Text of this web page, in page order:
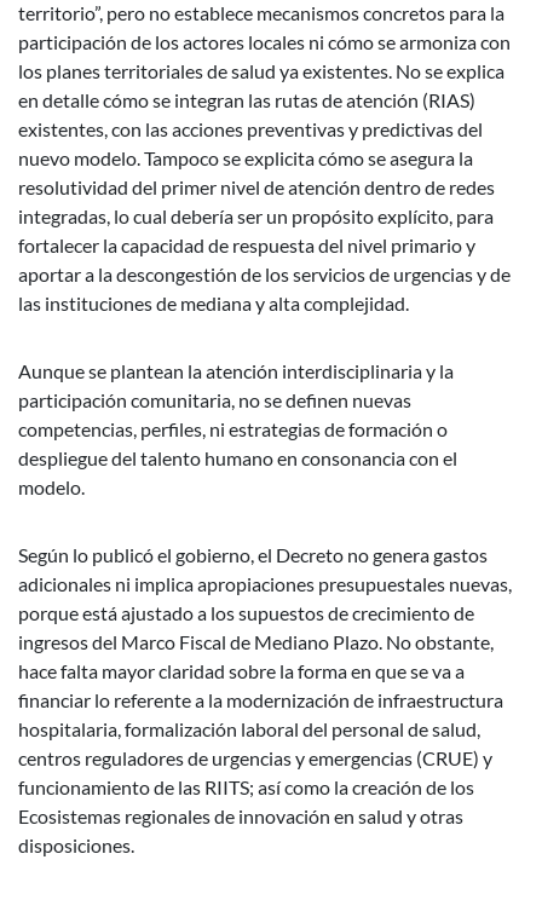
territorio”, pero no establece mecanismos concretos para la
participación de los actores locales ni cómo se armoniza con
los planes territoriales de salud ya existentes. No se explica
en detalle cómo se integran las rutas de atención (RIAS)
existentes, con las acciones preventivas y predictivas del
nuevo modelo. Tampoco se explicita cómo se asegura la
resolutividad del primer nivel de atención dentro de redes
integradas, lo cual debería ser un propósito explícito, para
fortalecer la capacidad de respuesta del nivel primario y
aportar a la descongestión de los servicios de urgencias y de
las instituciones de mediana y alta complejidad.
Aunque se plantean la atención interdisciplinaria y la
participación comunitaria, no se definen nuevas
competencias, perfiles, ni estrategias de formación o
despliegue del talento humano en consonancia con el
modelo.
Según lo publicó el gobierno, el Decreto no genera gastos
adicionales ni implica apropiaciones presupuestales nuevas,
porque está ajustado a los supuestos de crecimiento de
ingresos del Marco Fiscal de Mediano Plazo. No obstante,
hace falta mayor claridad sobre la forma en que se va a
financiar lo referente a la modernización de infraestructura
hospitalaria, formalización laboral del personal de salud,
centros reguladores de urgencias y emergencias (CRUE) y
funcionamiento de las RIITS; así como la creación de los
Ecosistemas regionales de innovación en salud y otras
disposiciones.